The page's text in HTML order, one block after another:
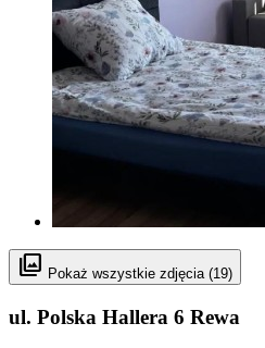
photo_library Pokaż wszystkie zdjęcia (19)
ul. Polska Hallera 6 Rewa